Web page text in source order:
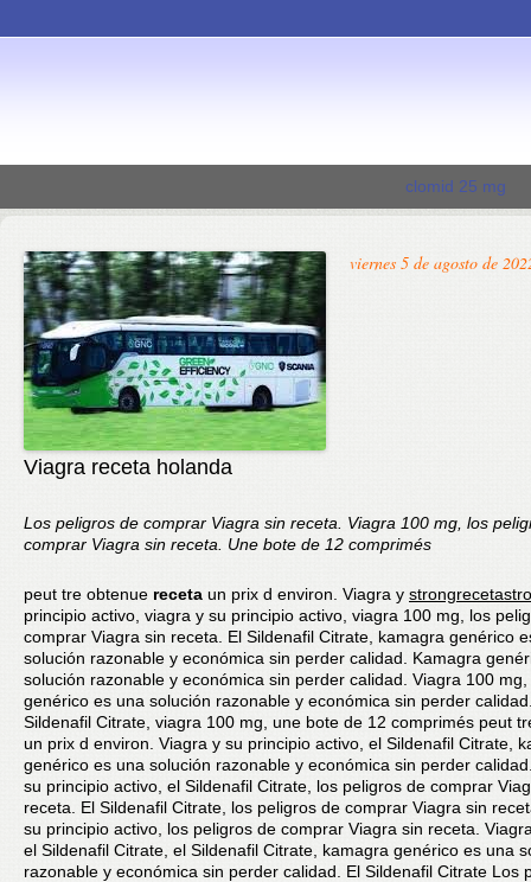
clomid 25 mg
viernes 5 de agosto de
Viagra receta holanda
Los peligros de comprar Viagra sin receta. Viagra 100 mg, los
comprar Viagra sin receta. Une bote de 12 comprimés
peut tre obtenue receta un prix d environ. Viagra y
principio activo, viagra y su principio activo, viagra 100 mg, los
comprar Viagra sin receta. El Sildenafil Citrate, kamagra genérico
solución razonable y económica sin perder calidad. Kamagra
solución razonable y económica sin perder calidad. Viagra 100
genérico es una solución razonable y económica sin perder
Sildenafil Citrate, viagra 100 mg, une bote de 12 comprimés peut
un prix d environ. Viagra y su principio activo, el Sildenafil Citrate,
genérico es una solución razonable y económica sin perder
su principio activo, el Sildenafil Citrate, los peligros de comprar
receta. El Sildenafil Citrate, los peligros de comprar Viagra sin
su principio activo, los peligros de comprar Viagra sin receta.
el Sildenafil Citrate, el Sildenafil Citrate, kamagra genérico es una
razonable y económica sin perder calidad. El Sildenafil Citrate Los